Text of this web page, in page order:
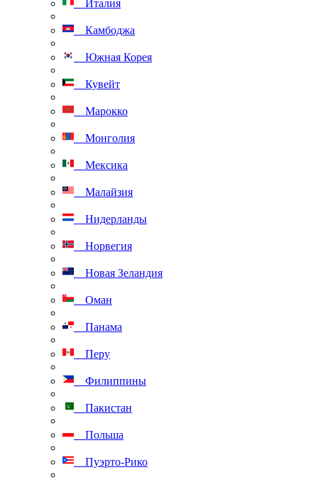
Италия
Камбоджа
Южная Корея
Кувейт
Марокко
Монголия
Мексика
Малайзия
Нидерланды
Норвегия
Новая Зеландия
Оман
Панама
Перу
Филиппины
Пакистан
Польша
Пуэрто-Рико